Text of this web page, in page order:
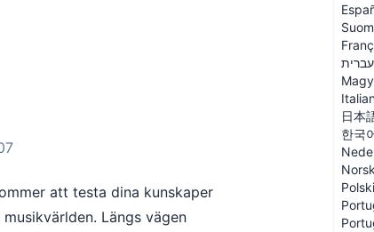
עברית
日本
한국
Polski
att testa dina kunskaper
Längs vägen